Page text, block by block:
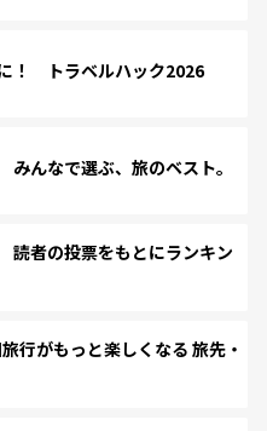
！ トラベルハック2026
んなで選ぶ、旅のベスト。
者の投票をもとにランキン
がもっと楽しくなる 旅先・